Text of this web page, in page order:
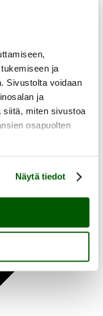
ja
Sivustolta voidaan
ja
siitä, miten sivustoa
osapuolten
Näytä tiedot